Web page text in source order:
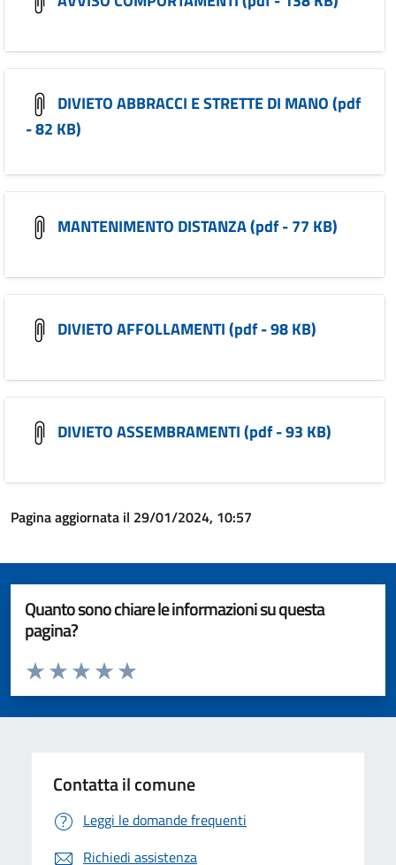
DIVIETO ABBRACCI E STRETTE DI MANO (pdf
- 82 KB)
MANTENIMENTO DISTANZA (pdf - 77 KB)
DIVIETO AFFOLLAMENTI (pdf - 98 KB)
DIVIETO ASSEMBRAMENTI (pdf - 93 KB)
Pagina aggiornata il 29/01/2024, 10:57
Quanto sono chiare le informazioni su questa
pagina?
Valuta da 1 a 5 stelle la pagina
Valuta 5 stelle su 5
Valuta 4 stelle su 5
Valuta 3 stelle su 5
Valuta 2 stelle su 5
Valuta 1 stelle su 5
Contatta il comune
Leggi le domande frequenti
Richiedi assistenza